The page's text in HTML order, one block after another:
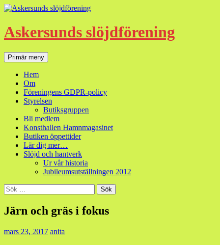
Hoppa
innehåll
Askersunds slöjdförening
SökPrimär meny
Hem
Om
Föreningens GDPR-policy
Styrelsen
Butiksgruppen
Bli medlem
Konsthallen Hamnmagasinet
Butiken öppettider
Lär dig mer…
Slöjd och hantverk
Ur vår historia
Jubileumsutställningen 2012
Sök
efter:
Järn och gräs i fokus
mars 23, 2017 anita